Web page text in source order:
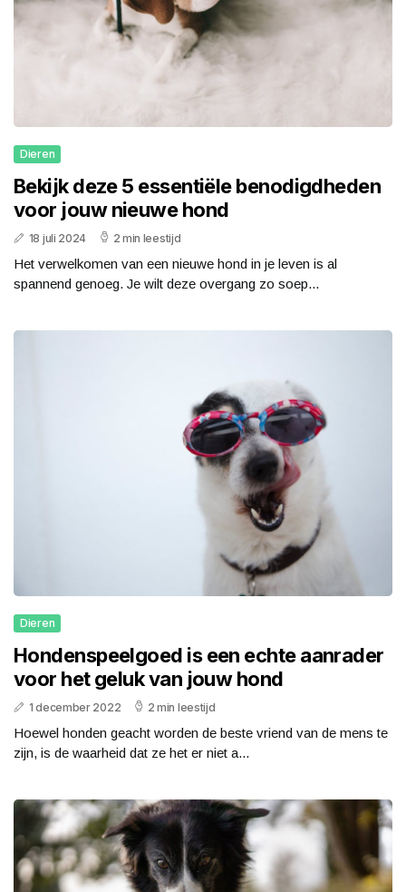
Dieren
Bekijk deze 5 essentiële benodigdheden
voor jouw nieuwe hond
18 juli 2024 2 min leestijd
Het verwelkomen van een nieuwe hond in je leven is al
spannend genoeg. Je wilt deze overgang zo soep...
Dieren
Hondenspeelgoed is een echte aanrader
voor het geluk van jouw hond
1 december 2022 2 min leestijd
Hoewel honden geacht worden de beste vriend van de mens te
zijn, is de waarheid dat ze het er niet a...